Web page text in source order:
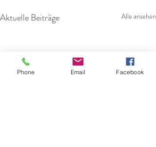
Aktuelle Beiträge Alle ansehen
Phone Email Facebook